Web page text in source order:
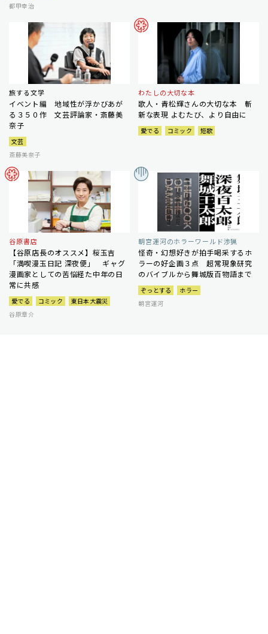
都甲幸治
旅する文学
イベント編 地域性が浮かびあが
る３５０作 文芸評論家・斎藤美
奈子
文芸
斎藤美奈子
わたしの大切な本
歌人・青松輝さんの大切な本 斬
新な表現 よむたび、より自由に
愛でる コミック 短歌
谷原書店
【谷原店長のオススメ】桜玉吉
「満喫漫玉日記 深夜便」 ギャグ
漫画家としての苦悩経た中年の日
常に共感
愛でる コミック
東日本大震災
谷原章介
朝宮運河のホラーワールド渉猟
怪奇・幻想好きが拍手喝采するホ
ラーの好企画３点 超常現象研究
のバイブルから舞城版百物語まで
ぞっとする
ホラー
朝宮運河